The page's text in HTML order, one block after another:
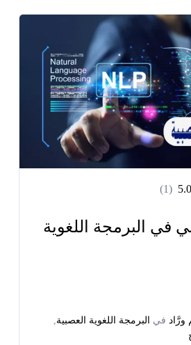
(1)
في البرمجة اللغوية
ورَّادفي البرمجة اللغوية العصبية,